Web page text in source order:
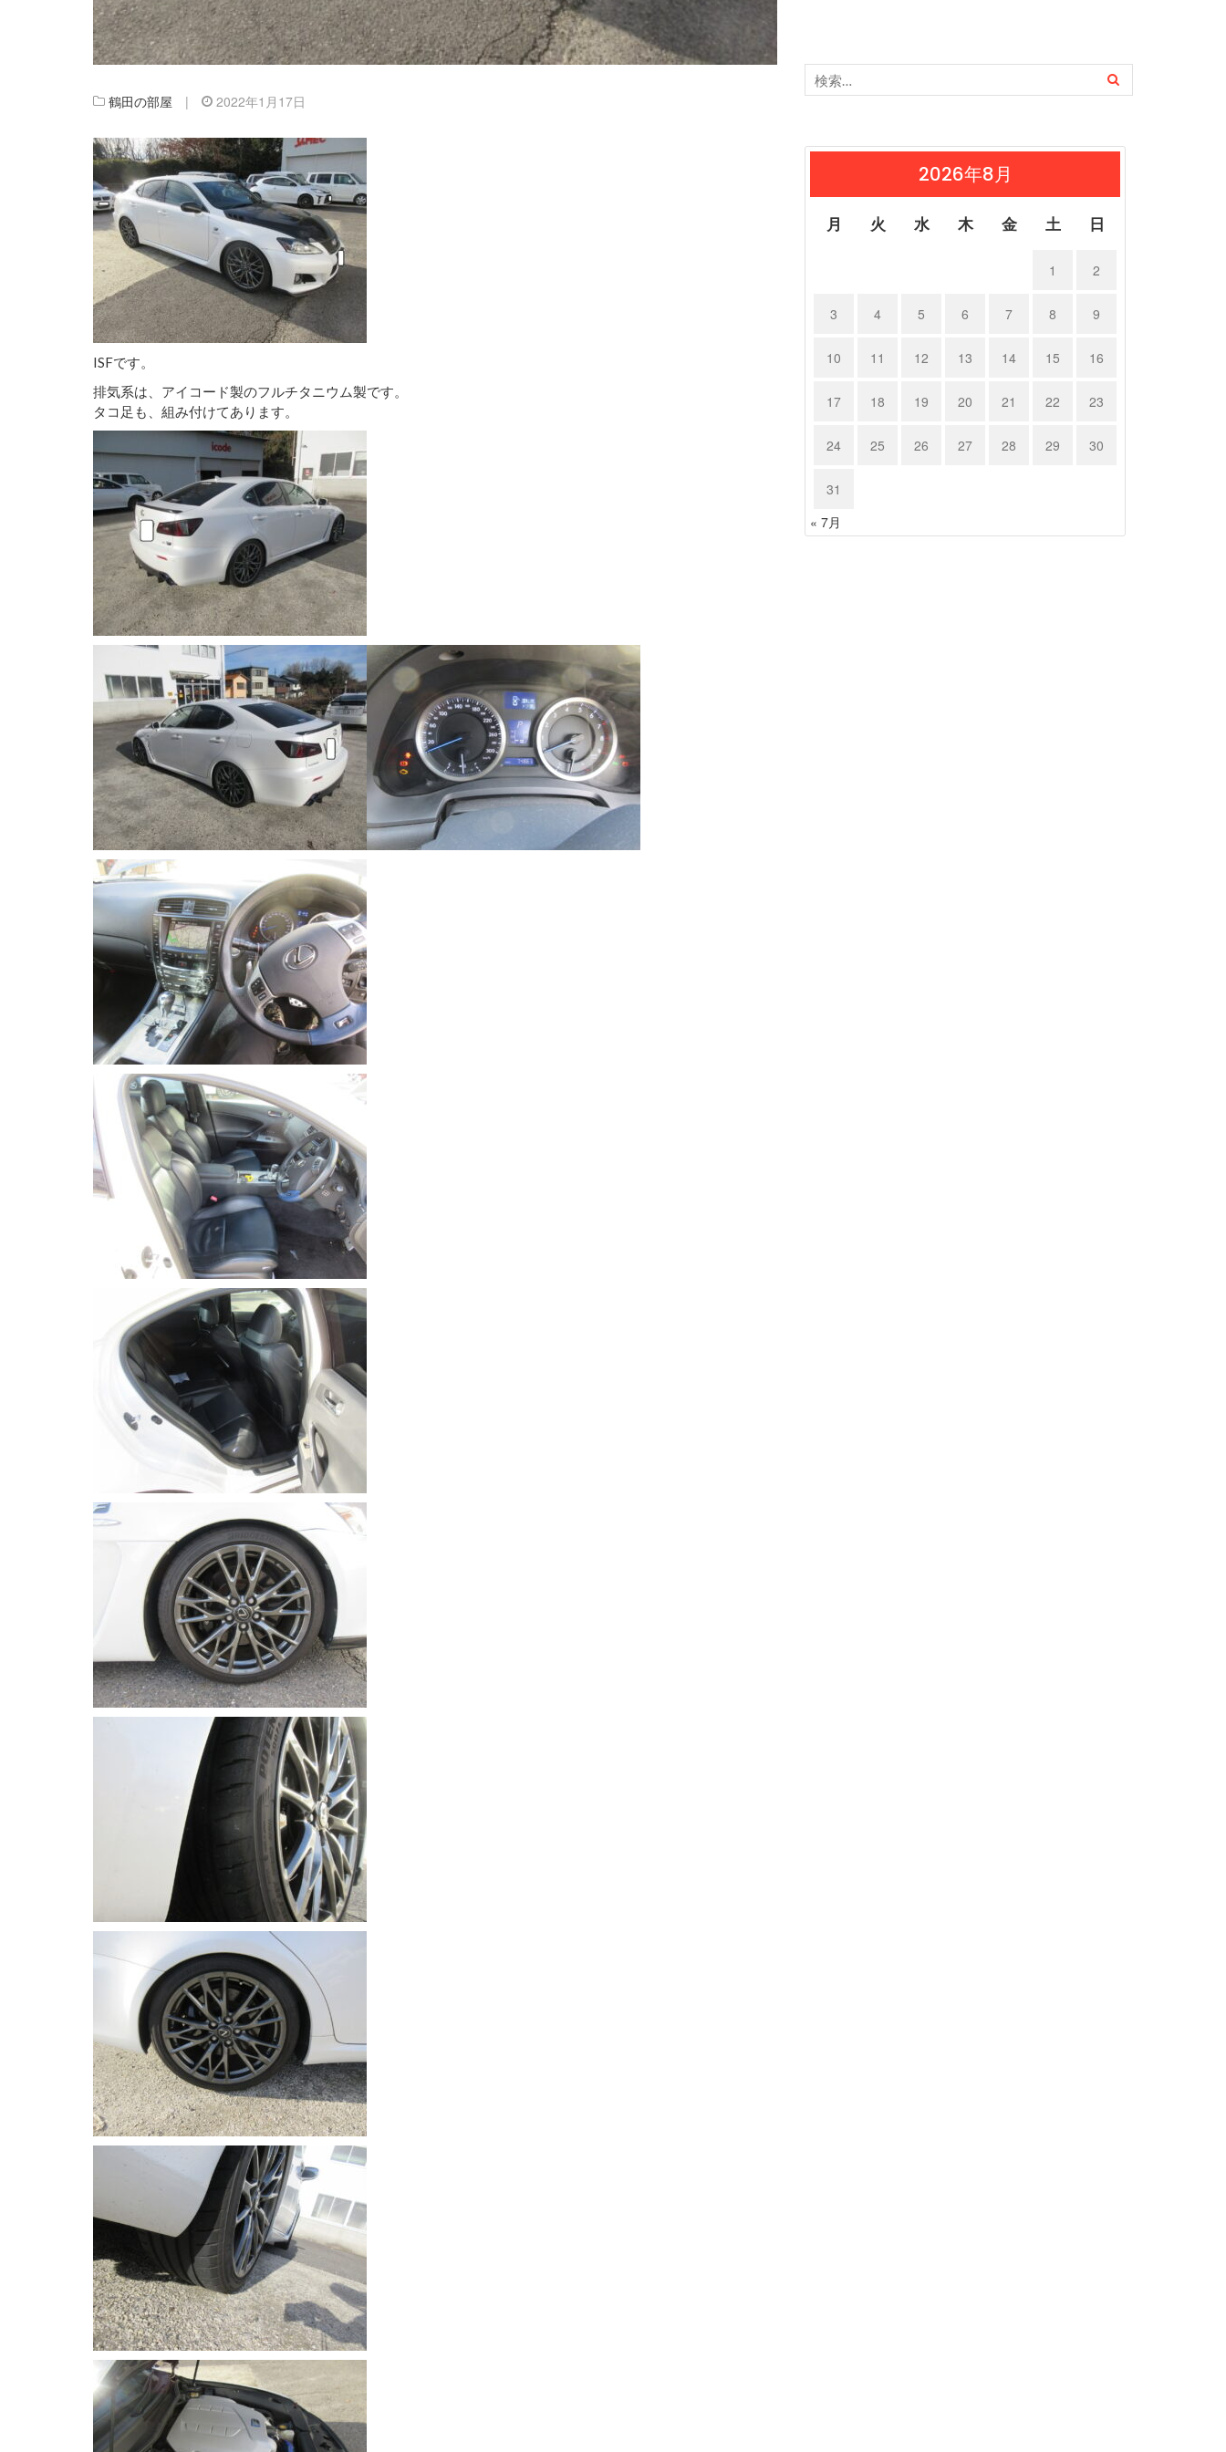
鶴田の部屋 | 2022年1月17日
ISFです。
排気系は、アイコード製のフルチタニウム製です。
タコ足も、組み付けてあります。
2026年8月
月 火 水 木 金 土 日
1 2
3 4 5 6 7 8 9
10 11 12 13 14 15 16
17 18 19 20 21 22 23
24 25 26 27 28 29 30
31
« 7月